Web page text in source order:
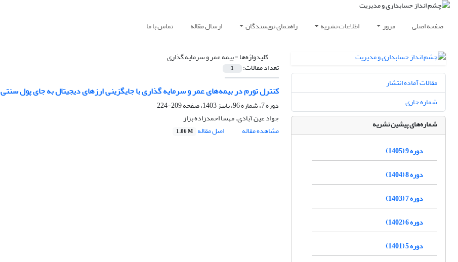
صفحه اصلی مرور اطلاعات نشریه راهنمای نویسندگان ارسال مقاله تماس با ما
کلیدواژه‌ها =بیمه عمر و سرمایه گذاری
تعداد مقالات: 1
کنترل تورم در بیمه‌های عمر‌‌‌ و سرمایه گذاری با جایگزینی ارزهای دیجیتال به جای پول سنتی
دوره 7، شماره 96، پاییز 1403، صفحه
209-224
جواد عین آبادی، مهسا احمدزاده بزاز
مشاهده مقاله
اصل مقاله 1.06 M
مقالات آماده انتشار
شماره جاری
شماره‌های پیشین نشریه
دوره 9 (1405)
دوره 8 (1404)
دوره 7 (1403)
دوره 6 (1402)
دوره 5 (1401)